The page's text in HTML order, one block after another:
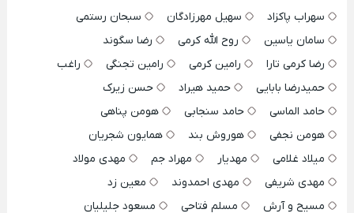
سهراب پاکزاد
سهیل مهرزادگان
سبحان رستمی
سامان یاسین
روح الله کرمی
رضا سگوند
رضا کرمی تارا
رامین کرمی رامین تجنگی
راغب
حمیدرضا بابایی
حمید هیراد
حسن زیرک
حامد الماسی
حامد سنجابی
هومن پناهی
هومن نجفی
هوروش بند
همایون شجریان
میلاد غلامی
مهدیار مهراد جم
مهدی مولاد
مهدی شریفی
مهدی احمدوند
معین زد
مسیح و آرش
مسلم فتاحی
مسعود جلیلیان